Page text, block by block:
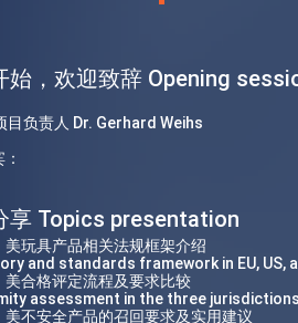
始，欢迎致辞 Opening
目负责人 Dr. Gerhard Weihs
享 Topics presentation
美玩具产品相关法规框架介绍
and standards framework in EU, US,
美合格评定流程及要求比较
assessment in the three jurisdictions
美不安全产品的召回要求及实用建议